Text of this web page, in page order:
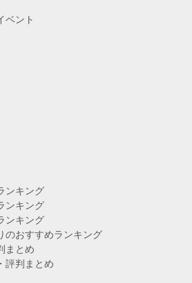
ベント
ンキング
ンキング
ンキング
のおすすめランキング
まとめ
評判まとめ